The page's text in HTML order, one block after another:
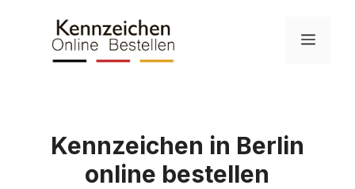
Menu
Kennzeichen in Berlin
online bestellen